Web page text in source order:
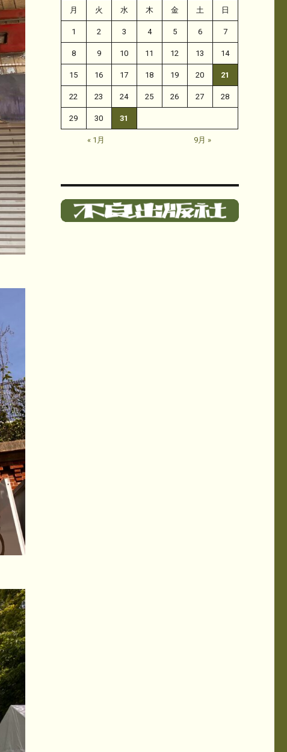
月 火 水 木 金 土 日
1 2 3 4 5 6 7
8 9 10 11 12 13 14
15 16 17 18 19 20 21
22 23 24 25 26 27 28
29 30 31
« 1月 9月 »